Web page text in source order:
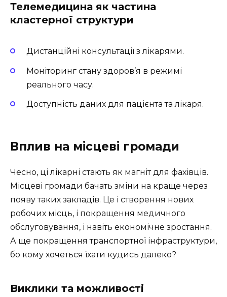
Телемедицина як частина
кластерної структури
Дистанційні консультації з лікарями.
Моніторинг стану здоров’я в режимі
реального часу.
Доступність даних для пацієнта та лікаря.
Вплив на місцеві громади
Чесно, ці лікарні стають як магніт для фахівців.
Місцеві громади бачать зміни на краще через
появу таких закладів. Це і створення нових
робочих місць, і покращення медичного
обслуговування, і навіть економічне зростання.
А ще покращення транспортної інфраструктури,
бо кому хочеться їхати кудись далеко?
Виклики та можливості